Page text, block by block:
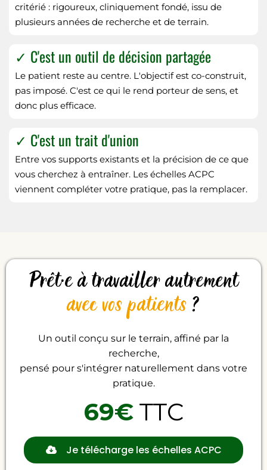
critérié : rigoureux, cliniquement fondé, issu de
plusieurs années de recherche et de terrain.
✓ C'est un outil de décision partagée
Le patient reste au centre. L'objectif est co-construit,
pas imposé. C'est ce qui le rend porteur de sens, et
donc plus efficace.
✓ C'est un trait d'union
Entre vos supports existants et la précision de ce que
vous cherchez à entraîner. Les échelles ACPC
viennent compléter votre pratique, pas la remplacer.
Prêt·e à travailler autrement
avec vos patients?
Un outil conçu sur le terrain, affiné par la
recherche,
pensé pour s'intégrer naturellement dans votre
pratique.
69€TTC
Je télécharge les échelles ACPC